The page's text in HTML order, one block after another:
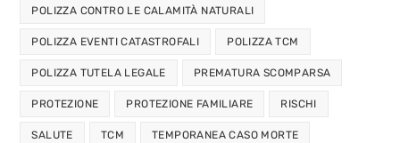
POLIZZA CONTRO LE CALAMITÀ NATURALI
POLIZZA EVENTI CATASTROFALI POLIZZA TCM
POLIZZA TUTELA LEGALE PREMATURA SCOMPARSA
PROTEZIONE PROTEZIONE FAMILIARE RISCHI
SALUTE TCM TEMPORANEA CASO MORTE